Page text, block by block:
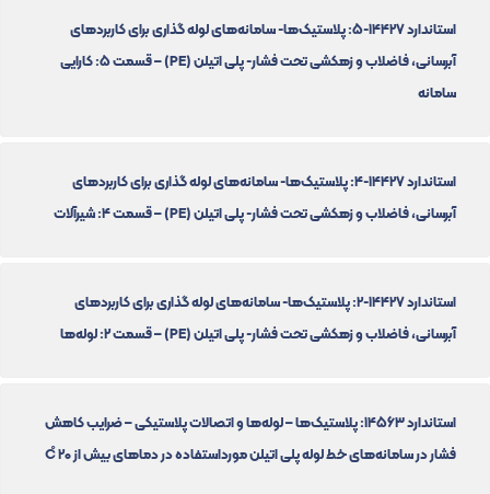
استاندارد 14427-5: پلاستیک‌ها- سامانه‌های لوله گذاری برای کاربردهای
آبرسانی، فاضلاب و زهکشی تحت فشار- پلی اتیلن (PE) – قسمت 5: کارایی
سامانه
استاندارد 14427-4: پلاستیک‌ها- سامانه‌های لوله گذاری برای کاربردهای
آبرسانی، فاضلاب و زهکشی تحت فشار- پلی اتیلن (PE) – قسمت 4: شیرآلات
استاندارد 14427-2: پلاستیک‌ها- سامانه‌های لوله گذاری برای کاربردهای
آبرسانی، فاضلاب و زهکشی تحت فشار- پلی اتیلن (PE) – قسمت 2: لوله‌ها
استاندارد 14563: پلاستیک‌ها – لوله‌ها و اتصالات پلاستیکی – ضرایب کاهش
فشار در سامانه‌های خط لوله پلی اتیلن مورداستفاده در دماهای بیش از 20 C̊